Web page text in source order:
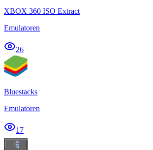
XBOX 360 ISO Extract
Emulatoren
26
Bluestacks
Emulatoren
17